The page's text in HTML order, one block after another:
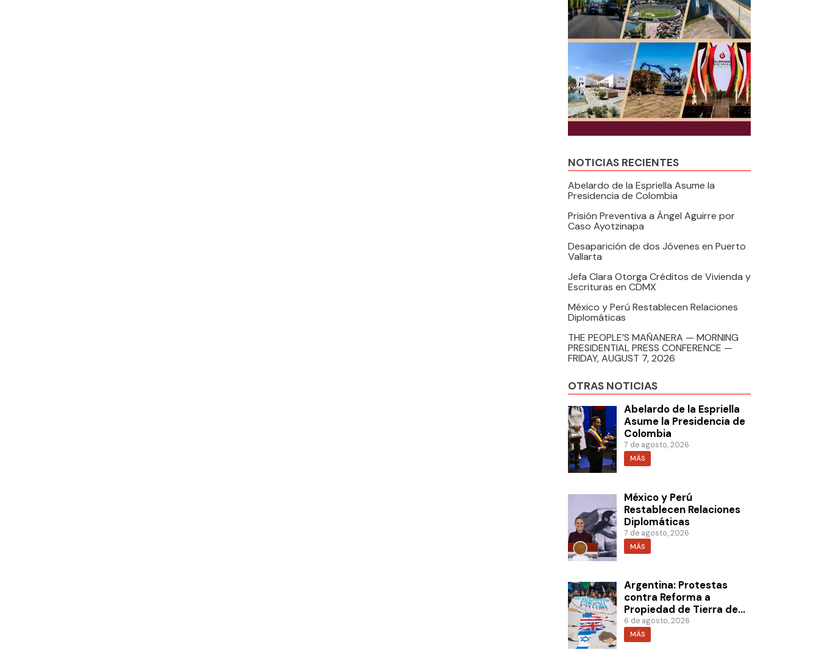
NOTICIAS RECIENTES
Abelardo de la Espriella Asume la
Presidencia de Colombia
Prisión Preventiva a Ángel Aguirre por
Caso Ayotzinapa
Desaparición de dos Jóvenes en Puerto
Vallarta
Jefa Clara Otorga Créditos de Vivienda y
Escrituras en CDMX
México y Perú Restablecen Relaciones
Diplomáticas
THE PEOPLE’S MAÑANERA — MORNING
PRESIDENTIAL PRESS CONFERENCE —
FRIDAY, AUGUST 7, 2026
OTRAS NOTICIAS
Abelardo de la Espriella
Asume la Presidencia de
Colombia
7 de agosto, 2026
MÁS
México y Perú
Restablecen Relaciones
Diplomáticas
7 de agosto, 2026
MÁS
Argentina: Protestas
contra Reforma a
Propiedad de Tierra de
Milei
6 de agosto, 2026
MÁS